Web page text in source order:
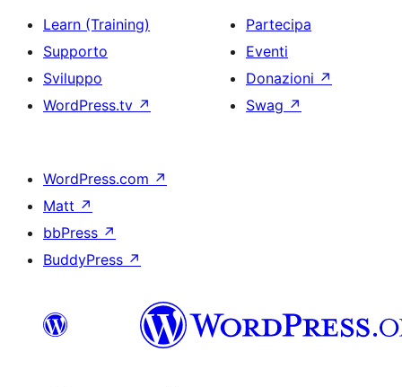
Learn (Training)
Supporto
Sviluppo
WordPress.tv ↗
Partecipa
Eventi
Donazioni ↗
Swag ↗
WordPress.com ↗
Matt ↗
bbPress ↗
BuddyPress ↗